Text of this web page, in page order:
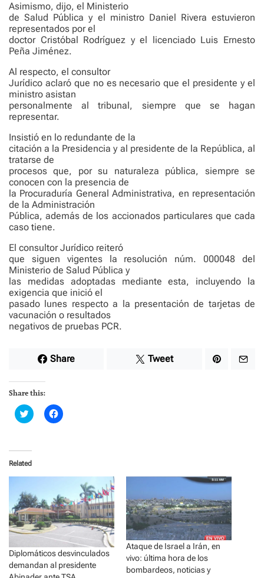
Asimismo, dijo, el Ministerio
de Salud Pública y el ministro Daniel Rivera estuvieron
representados por el
doctor Cristóbal Rodríguez y el licenciado Luis Ernesto
Peña Jiménez.
Al respecto, el consultor
Jurídico aclaró que no es necesario que el presidente y el
ministro asistan
personalmente al tribunal, siempre que se hagan
representar.
Insistió en lo redundante de la
citación a la Presidencia y al presidente de la República, al
tratarse de
procesos que, por su naturaleza pública, siempre se
conocen con la presencia de
la Procuraduría General Administrativa, en representación
de la Administración
Pública, además de los accionados particulares que cada
caso tiene.
El consultor Jurídico reiteró
que siguen vigentes la resolución núm. 000048 del
Ministerio de Salud Pública y
las medidas adoptadas mediante esta, incluyendo la
exigencia que inició el
pasado lunes respecto a la presentación de tarjetas de
vacunación o resultados
negativos de pruebas PCR.
Share Tweet
Share this:
C
l
t
o
s
e
o
n
T
w
i
t
e
r
(
C
l
e
o
n
F
a
e
b
o
o
k
Related
Diplomáticos desvinculados
demandan al presidente
Ataque de Israel a Irán, en
vivo: última hora de los
bombardeos, noticias y